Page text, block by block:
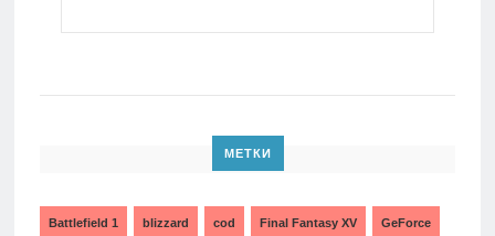
МЕТКИ
Battlefield 1 blizzard cod Final Fantasy XV GeForce